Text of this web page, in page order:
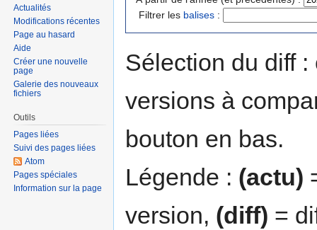
Filtrer les balises :
Sélection du diff
versions à
bouton en bas.
Légende : (actu)
version, (diff) =
Actualités
Modifications récentes
Page au hasard
Aide
Créer une nouvelle
page
Galerie des nouveaux
fichiers
Outils
Pages liées
Suivi des pages liées
Atom
Pages spéciales
Information sur la page